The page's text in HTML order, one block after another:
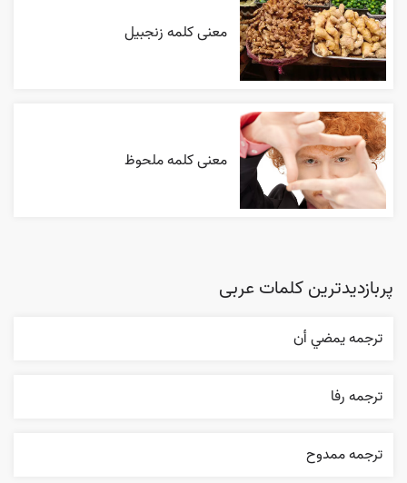
معنی کلمه زنجبیل
معنی کلمه ملحوظ
پربازدیدترین کلمات عربی
ترجمه يمضي أن
ترجمه رفا
ترجمه ممدوح